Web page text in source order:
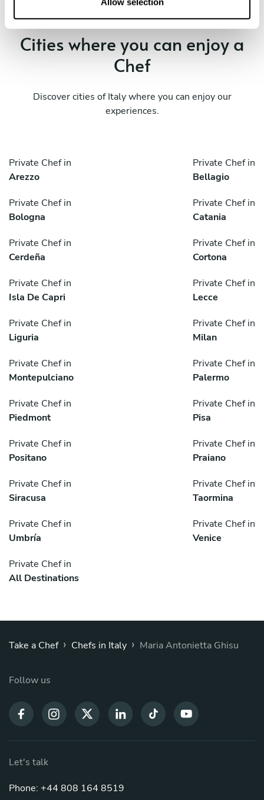
Cities where you can enjoy a
Chef
Discover cities of Italy where you can enjoy our
experiences.
Private Chef in
Arezzo
Private Chef in
Bellagio
Private Chef in
Bologna
Private Chef in
Catania
Private Chef in
Cerdeña
Private Chef in
Cortona
Private Chef in
Isla De Capri
Private Chef in
Lecce
Private Chef in
Liguria
Private Chef in
Milan
Private Chef in
Montepulciano
Private Chef in
Palermo
Private Chef in
Piedmont
Private Chef in
Pisa
Private Chef in
Positano
Private Chef in
Praiano
Private Chef in
Siracusa
Private Chef in
Taormina
Private Chef in
Umbría
Private Chef in
Venice
Private Chef in
All Destinations
Take a Chef › Chefs in Italy › Maria Antonietta Ghisu
Follow us
Let's talk
Phone: +44 808 164 8519